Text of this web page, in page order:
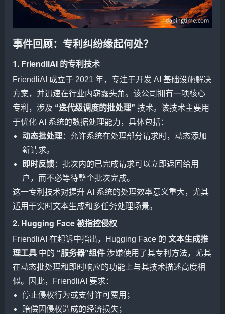
事件回顾：专利纠纷缘起何处？
1. FriendliAI 的专利技术
FriendliAI 成立于 2021 年，专注于开发 AI 基础设施解决
方案，并迅速在行业内崭露头角。该公司拥有一项核心
专利，涉及 “迭代级调度的批处理” 技术。该技术主要用
于优化 AI 系统的数据处理能力，具体包括：
动态批处理：允许系统在处理部分请求时，动态添加
新请求。
即时反馈：批次内的已完成请求可以立即返回给用
户，而不必等待整个批次完成。
这一专利技术对提升 AI 系统的处理效率意义重大，尤其
适用于实时文本生成和多任务处理场景。
2. Hugging Face 被指控侵权
FriendliAI 在起诉中指出，Hugging Face 的 文本生成推
理工具 中的 “服务器”组件 涉嫌使用了其专利方法，尤其
在动态批处理和即时响应的功能上与其技术描述高度相
似。因此，FriendliAI 要求：
停止侵权行为或支付许可费用；
赔偿因侵权造成的经济损失；